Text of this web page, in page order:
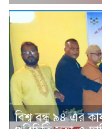
বিশ্ব বন্ধু ৯৪ এর